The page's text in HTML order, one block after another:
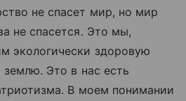
не спасет мир, но мир
не спасется. Это мы,
экологически здоровую
Это в нас есть
В моем понимании